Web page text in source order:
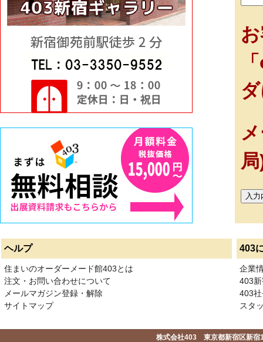
ヘルプ 403
住まいのオーダーメード館403とは
注文・お問い合わせについて
メールマガジン登録・解除
サイトマップ
企業
403
403
スタ
株式会社403 東京都新宿区新